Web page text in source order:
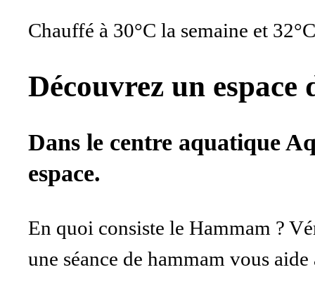
Chauffé à 30°C la semaine et
Découvrez un
Dans le centre aquatique
espace.
En quoi consiste le Hammam ?
une séance de hammam vous